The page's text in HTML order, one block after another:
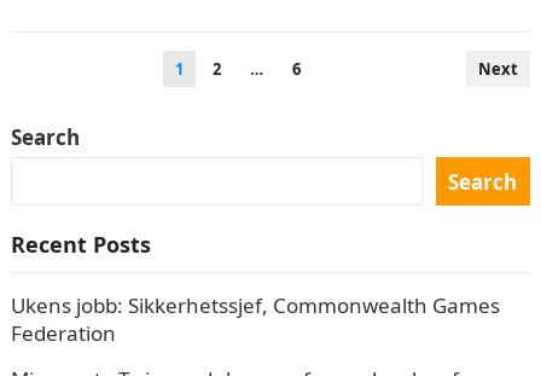
1 2 … 6 Next
Search
Search
Recent Posts
Ukens jobb: Sikkerhetssjef, Commonwealth Games
Federation